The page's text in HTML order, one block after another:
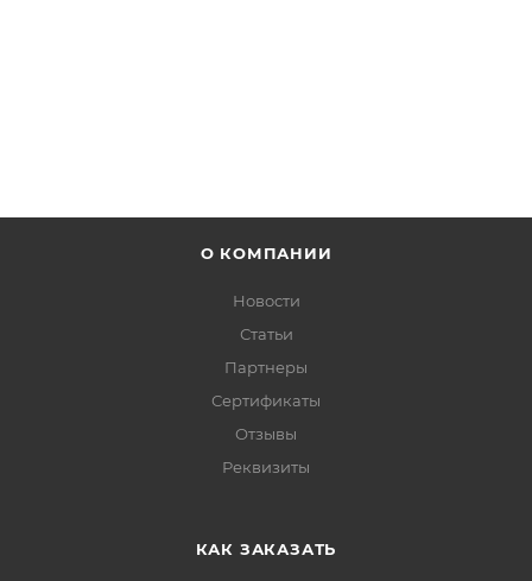
О КОМПАНИИ
Новости
Статьи
Партнеры
Сертификаты
Отзывы
Реквизиты
КАК ЗАКАЗАТЬ